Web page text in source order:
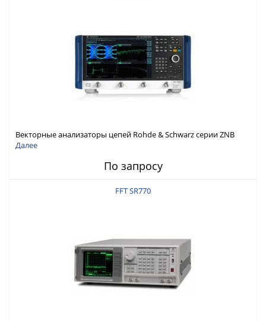
Векторные анализаторы цепей Rohde & Schwarz серии ZNB
3000 с диапазоном частот от 9 кГц до 54 ГГц
Далее
По запросу
FFT SR770